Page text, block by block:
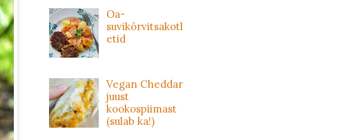
Oa-
suvikõrvitsakotl
etid
Vegan Cheddar
juust
kookospiimast
(sulab ka!)